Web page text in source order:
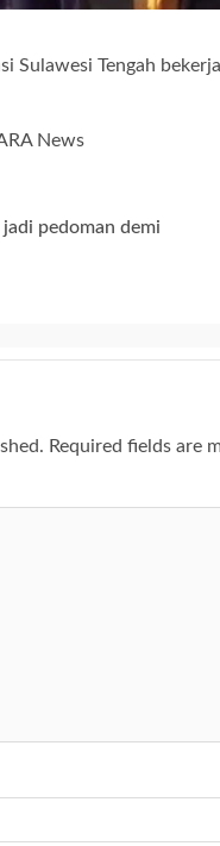
Sulawesi Tengah
News
pedoman demi
Required fields are